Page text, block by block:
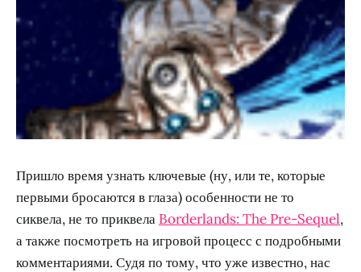
Пришло время узнать ключевые (ну, или те, которые
первыми бросаются в глаза) особенности не то
сиквела, не то приквела Borderlands: The Pre-Sequel,
а также посмотреть на игровой процесс с подробными
комментариями. Судя по тому, что уже известно, нас